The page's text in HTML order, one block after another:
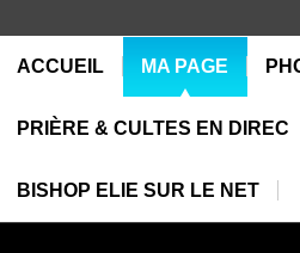
ACCUEIL MA PAGE
PRIÈRE & CULTES EN DIREC
BISHOP ELIE SUR LE NET